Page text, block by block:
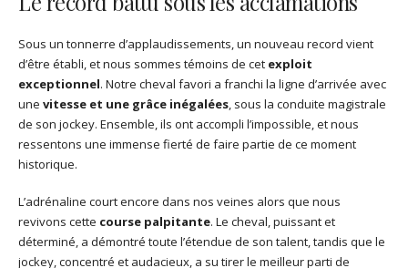
Sous un tonnerre d’applaudissements, un nouveau record vient
d’être établi, et nous sommes témoins de cet exploit
exceptionnel. Notre cheval favori a franchi la ligne d’arrivée avec
une vitesse et une grâce inégalées, sous la conduite magistrale
de son jockey. Ensemble, ils ont accompli l’impossible, et nous
ressentons une immense fierté de faire partie de ce moment
historique.
L’adrénaline court encore dans nos veines alors que nous
revivons cette course palpitante. Le cheval, puissant et
déterminé, a démontré toute l’étendue de son talent, tandis que le
jockey, concentré et audacieux, a su tirer le meilleur parti de